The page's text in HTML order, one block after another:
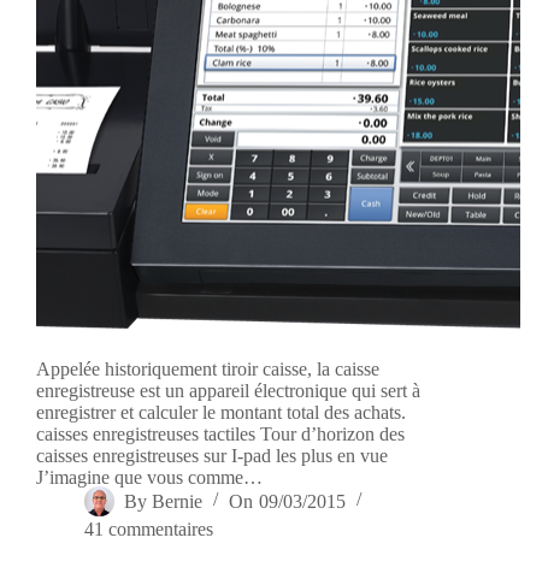
Appelée historiquement tiroir caisse, la caisse
enregistreuse est un appareil électronique qui sert à
enregistrer et calculer le montant total des achats.
caisses enregistreuses tactiles Tour d’horizon des
caisses enregistreuses sur I-pad les plus en vue
J’imagine que vous comme…
By Bernie On 09/03/2015
41 commentaires